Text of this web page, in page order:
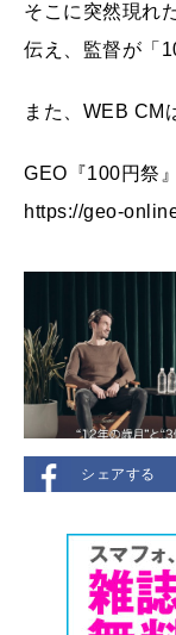
そこに突然現れ
伝え、監督が「
また、WEB CM
GEO『100円祭
https://geo-
シェアする